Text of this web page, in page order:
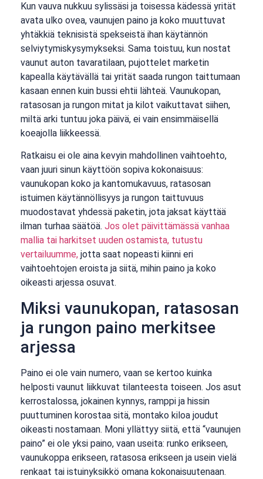
Kun vauva nukkuu sylissäsi ja toisessa kädessä yrität
avata ulko ovea, vaunujen paino ja koko muuttuvat
yhtäkkiä teknisistä spekseistä ihan käytännön
selviytymiskysymykseksi. Sama toistuu, kun nostat
vaunut auton tavaratilaan, pujottelet marketin
kapealla käytävällä tai yrität saada rungon taittumaan
kasaan ennen kuin bussi ehtii lähteä. Vaunukopan,
ratasosan ja rungon mitat ja kilot vaikuttavat siihen,
miltä arki tuntuu joka päivä, ei vain ensimmäisellä
koeajolla liikkeessä.
Ratkaisu ei ole aina kevyin mahdollinen vaihtoehto,
vaan juuri sinun käyttöön sopiva kokonaisuus:
vaunukopan koko ja kantomukavuus, ratasosan
istuimen käytännöllisyys ja rungon taittuvuus
muodostavat yhdessä paketin, jota jaksat käyttää
ilman turhaa säätöä. Jos olet päivittämässä vanhaa
mallia tai harkitset uuden ostamista, tutustu
vertailuumme, jotta saat nopeasti kiinni eri
vaihtoehtojen eroista ja siitä, mihin paino ja koko
oikeasti arjessa osuvat.
Miksi vaunukopan, ratasosan
ja rungon paino merkitsee
arjessa
Paino ei ole vain numero, vaan se kertoo kuinka
helposti vaunut liikkuvat tilanteesta toiseen. Jos asut
kerrostalossa, jokainen kynnys, ramppi ja hissin
puuttuminen korostaa sitä, montako kiloa joudut
oikeasti nostamaan. Moni yllättyy siitä, että “vaunujen
paino” ei ole yksi paino, vaan useita: runko erikseen,
vaunukoppa erikseen, ratasosa erikseen ja usein vielä
renkaat tai istuinyksikkö omana kokonaisuutenaan.